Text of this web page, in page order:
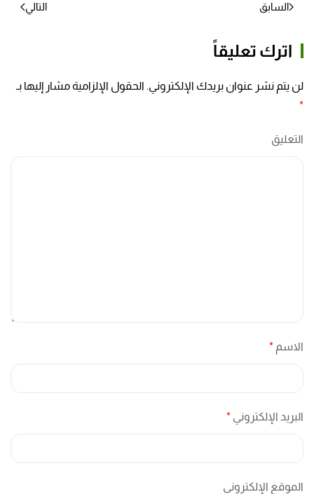
السابق التالي
اترك تعليقاً
لن يتم نشر عنوان بريدك الإلكتروني. الحقول الإلزامية مشار إليها بـ
*
التعليق
الاسم *
البريد الإلكتروني *
الموقع الإلكتروني